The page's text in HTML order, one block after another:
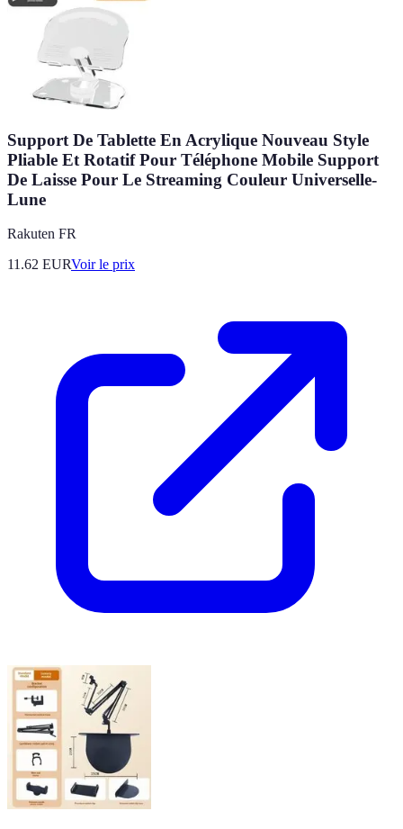
Support De Tablette En Acrylique Nouveau Style
Pliable Et Rotatif Pour Téléphone Mobile Support
De Laisse Pour Le Streaming Couleur Universelle-
Lune
Rakuten FR
11.62 EURVoir le prix